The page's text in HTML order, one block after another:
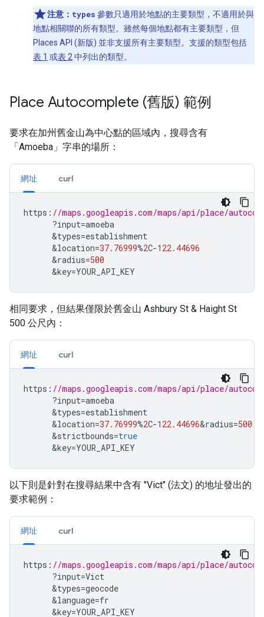
注意： types 參數只適用於地點的主要類型，不適用於與
地點相關聯的所有類型。雖然每個地點都有主要類型，但
Places API (新版) 並非支援所有主要類型。支援的類型包括
表 1 或表 2 中列出的類型。
Place Autocomplete (舊版) 範例
要求在加州舊金山為中心點的區域內，搜尋含有
「Amoeba」字串的場所：
網址 curl
https : //maps.googleapis.com/maps/api/place/
?input=amoeba
&types=establishment
&location=37.76999%2C-122.44696
&radius=500
&key=YOUR_API_KEY
相同要求，但結果僅限於舊金山 Ashbury St & Haight St
500 公尺內：
網址 curl
https : //maps.googleapis.com/maps/api/place/
?input=amoeba
&types=establishment
&location=37.76999%2C-122.44696&radius=500
&strictbounds=true
&key=YOUR_API_KEY
以下則是針對在搜尋結果中含有 "Vict" (法文) 的地址發出的
要求範例：
網址 curl
https : //maps.googleapis.com/maps/api/place/
?input=Vict
&types=geocode
&language=fr
&key=YOUR_API_KEY